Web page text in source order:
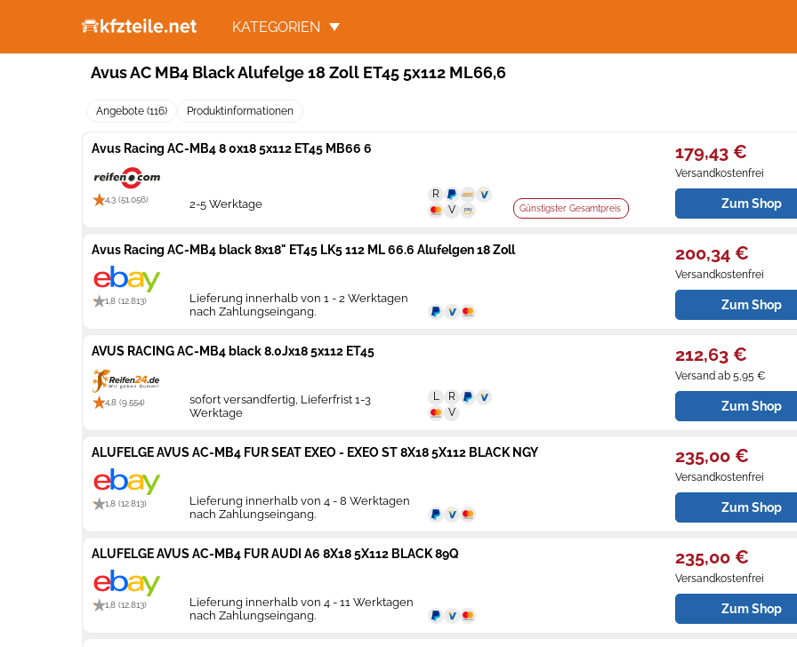
KATEGORIEN
Avus AC MB4 Black Alufelge 18 Zoll ET45 5x112 ML66,6
Angebote (116) Produktinformationen
Avus Racing AC-MB4 8 0x18 5x112 ET45 MB66 6
4,3 (51.056)
Günstigster Gesamtpreis
2-5 Werktage
179,43 €
Versandkostenfrei
Zum Shop
Avus Racing AC-MB4 black 8x18" ET45 LK5 112 ML 66.6 Alufelgen 18 Zoll
1,8 (12.813)
Lieferung innerhalb von 1 - 2 Werktagen
nach Zahlungseingang.
200,34 €
Versandkostenfrei
Zum Shop
AVUS RACING AC-MB4 black 8.0Jx18 5x112 ET45
4,8 (9.554)
sofort versandfertig, Lieferfrist 1-3
Werktage
212,63 €
Versand ab 5,95 €
Zum Shop
ALUFELGE AVUS AC-MB4 FUR SEAT EXEO - EXEO ST 8X18 5X112 BLACK NGY
1,8 (12.813)
Lieferung innerhalb von 4 - 8 Werktagen
nach Zahlungseingang.
235,00 €
Versandkostenfrei
Zum Shop
ALUFELGE AVUS AC-MB4 FUR AUDI A6 8X18 5X112 BLACK 89Q
1,8 (12.813)
Lieferung innerhalb von 4 - 11 Werktagen
nach Zahlungseingang.
235,00 €
Versandkostenfrei
Zum Shop